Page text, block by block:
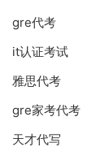
gre代考
it认证考试
雅思代考
gre家考代考
天才代写